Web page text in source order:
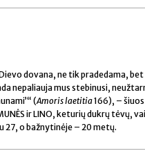
dovana, ne tik pradedama,
nepaliauja mus stebinusi,
(Amoris laetitia166), –
ir LINO, keturių dukrų tėvų,
27, o bažnytinėje – 20 metų.